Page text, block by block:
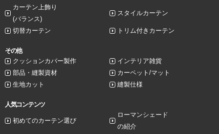
カーテン上飾り
(バランス)
スタイルカーテン
切替カーテン トリム付きカーテン
その他
クッションカバー製作
インテリア雑貨
部品・縫製資材
カーペット/マット
生地カット
縫製仕様
人気コンテンツ
初めてのカーテン選び
ローマンシェード
の紹介